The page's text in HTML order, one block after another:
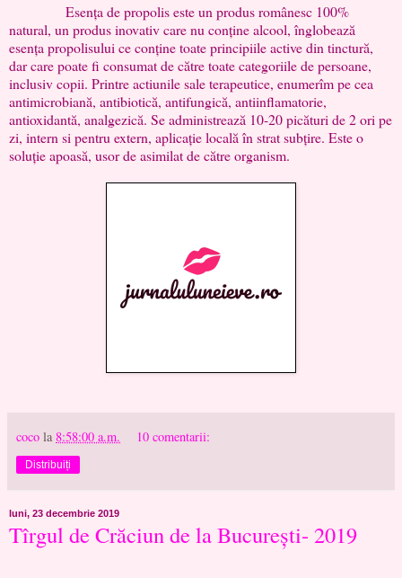
Esența de propolis este un produs românesc 100%
natural, un produs inovativ care nu conține alcool, înglobează
esența propolisului ce conține toate principiile active din tinctură,
dar care poate fi consumat de către toate categoriile de persoane,
inclusiv copii. Printre actiunile sale terapeutice, enumerîm pe cea
antimicrobiană, antibiotică, antifungică, antiinflamatorie,
antioxidantă, analgezică. Se administrează 10-20 picături de 2 ori pe
zi, intern si pentru extern, aplicație locală în strat subțire. Este o
soluție apoasă, usor de asimilat de către organism.
coco la 8:58:00 a.m. 10 comentarii:
Distribuiți
luni, 23 decembrie 2019
Tîrgul de Crăciun de la București- 2019